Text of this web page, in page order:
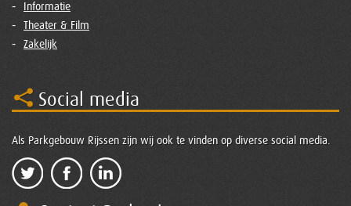
Informatie
Theater & Film
Zakelijk
Social media
Als Parkgebouw Rijssen zijn wij ook te vinden op diverse social media.